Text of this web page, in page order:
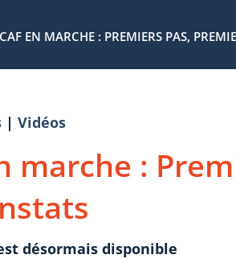
EN MARCHE : PREMIERS PAS,
| Vidéos
marche :
désormais disponible